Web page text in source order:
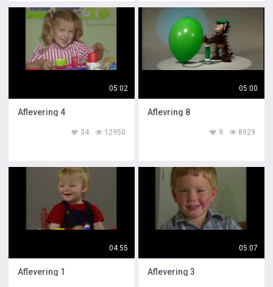
05:02
Aflevering 4
12950
34
05:00
Aflevring 8
8929
9
04:55
Aflevering 1
05:07
Aflevering 3